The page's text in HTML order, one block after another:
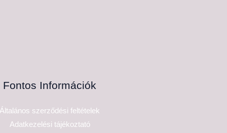
Fontos Információk
Általános szerződési feltételek
Adatkezelési tájékoztató